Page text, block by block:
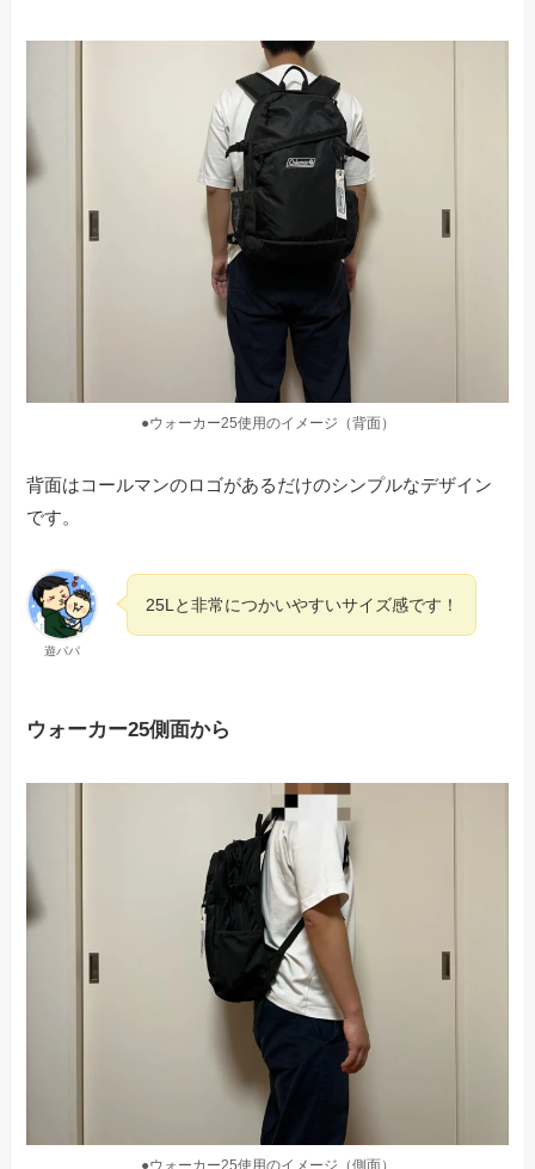
●ウォーカー25使用のイメージ（背面）
背面はコールマンのロゴがあるだけのシンプルなデザイン
です。
遊パパ
25Lと非常につかいやすいサイズ感です！
ウォーカー25側面から
●ウォーカー25使用のイメージ（側面）